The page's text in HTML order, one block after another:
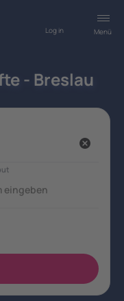
Menü
Log in
- Breslau